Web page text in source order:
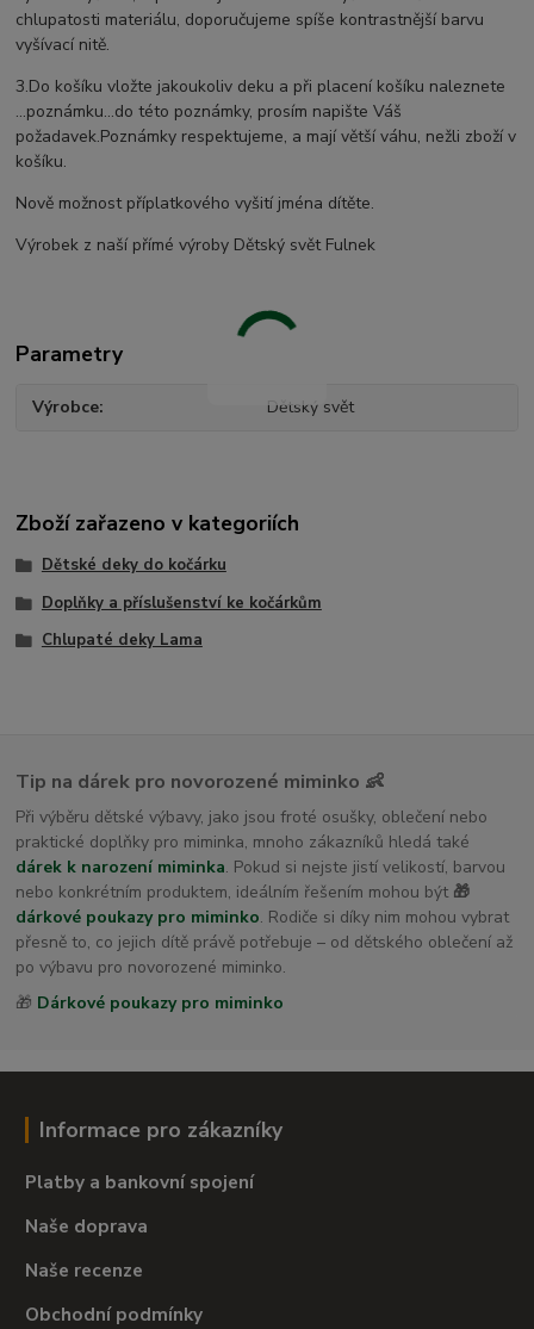
chlupatosti materiálu, doporučujeme spíše kontrastnější barvu
vyšívací nitě.
3.Do košíku vložte jakoukoliv deku a při placení košíku naleznete
...poznámku...do této poznámky, prosím napište Váš
požadavek.Poznámky respektujeme, a mají větší váhu, nežli zboží v
košíku.
Nově možnost příplatkového vyšití jména dítěte.
Výrobek z naší přímé výroby Dětský svět Fulnek
Parametry
Výrobce Dětský svět
Zboží zařazeno v kategoriích
Dětské deky do kočárku
Doplňky a příslušenství ke kočárkům
Chlupaté deky Lama
Tip na dárek pro novorozené miminko 👶
Při výběru dětské výbavy, jako jsou froté osušky, oblečení nebo
praktické doplňky pro miminka, mnoho zákazníků hledá také
dárek k narození miminka. Pokud si nejste jistí velikostí, barvou
nebo konkrétním produktem, ideálním řešením mohou být 🎁
dárkové poukazy pro miminko. Rodiče si díky nim mohou vybrat
přesně to, co jejich dítě právě potřebuje – od dětského oblečení až
po výbavu pro novorozené miminko.
🎁 Dárkové poukazy pro miminko
Informace pro zákazníky
Platby a bankovní spojení
Naše doprava
Naše recenze
Obchodní podmínky